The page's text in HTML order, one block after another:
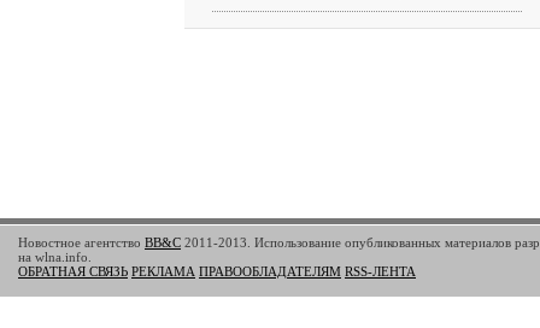
Новостное агентство BB&C 2011-2013. Использование опубликованных материалов
на wlna.info.
ОБРАТНАЯ СВЯЗЬ РЕКЛАМА ПРАВООБЛАДАТЕЛЯМ RSS-ЛЕНТА